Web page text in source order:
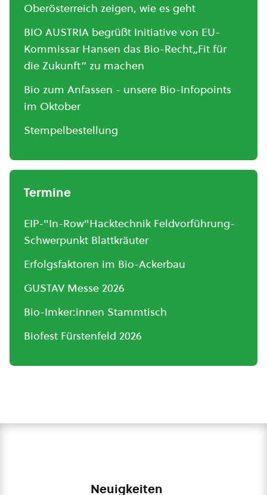
Oberösterreich zeigen, wie es geht
BIO AUSTRIA begrüßt Initiative von EU-
Kommissar Hansen das Bio-Recht„Fit für
die Zukunft“ zu machen
Bio zum Anfassen - unsere Bio-Infopoints
im Oktober
Stempelbestellung
Termine
EIP-"In-Row"Hacktechnik Feldvorführung-
Schwerpunkt Blattkräuter
Erfolgsfaktoren im Bio-Ackerbau
GUSTAV Messe 2026
Bio-Imker:innen Stammtisch
Biofest Fürstenfeld 2026
Neuigkeiten